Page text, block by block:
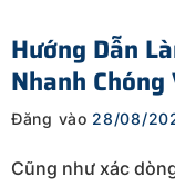
Hướng Dẫn
Nhanh
Đăng vào 28/08/
Cũng như xác